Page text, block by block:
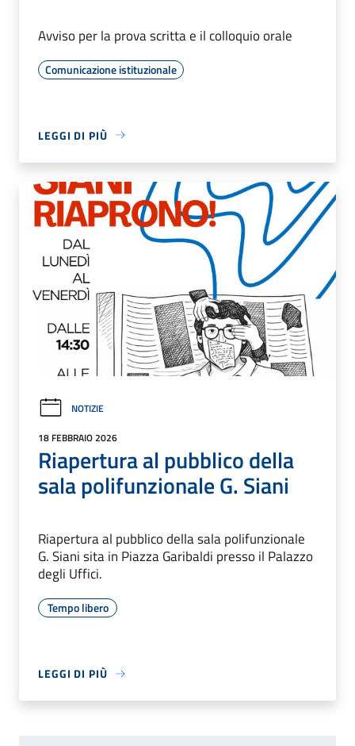
Avviso per la prova scritta e il colloquio orale
Comunicazione istituzionale
LEGGI DI PIÙ
NOTIZIE
18 FEBBRAIO 2026
Riapertura al pubblico della
sala polifunzionale G. Siani
Riapertura al pubblico della sala polifunzionale
G. Siani sita in Piazza Garibaldi presso il Palazzo
degli Uffici.
Tempo libero
LEGGI DI PIÙ